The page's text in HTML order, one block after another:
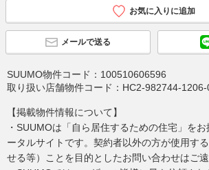
お気に入りに追加
メールで送る
SUUMO物件コード： 100510606596
取り扱い店舗物件コード： HC2-982744-1206-
【掲載物件情報について】
・SUUMOは「自ら居住するための住宅」を
ータルサイトです。契約者以外の方が使用す
せる等）ことを目的としたお問い合わせはご